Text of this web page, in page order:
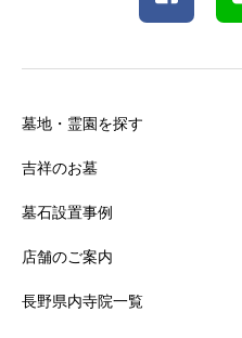
墓地・霊園を探す
吉祥のお墓
墓石設置事例
店舗のご案内
長野県内寺院一覧